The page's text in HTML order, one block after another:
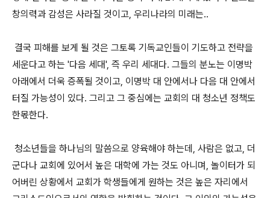
창의력과 감성은 사라질 것이고, 우리나라의 미래는..
결국 피해를 보게 될 것은 그토록 기독교인들이 기도하고 전략을
세운다고 하는 '다음 세대', 즉 우리 세대다. 그들의 분노는 이명박
아래에서 더욱 증폭될 것이고, 이명박 대 안에서나 다음 대 안에서
터질 가능성이 있다. 그리고 그 중심에는 교회의 대 청소년 정책도
한몫한다.
청소년들을 하나님의 말씀으로 양육해야 하는데, 사람은 없고, 더
군다나 교회에 있어서 높은 대학에 가는 것도 아니며, 놀이터가 되
어버린 상황에서 교회가 학생들에게 원하는 것은 높은 자리에서